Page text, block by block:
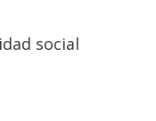
social